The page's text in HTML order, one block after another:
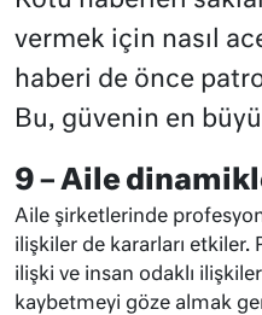
vermek için nasıl
haberi de önce
Bu, güvenin en
9 – Aile
Aile şirketlerinde
ilişkiler de kararları etkiler.
ilişki ve insan odaklı
kaybetmeyi göze almak